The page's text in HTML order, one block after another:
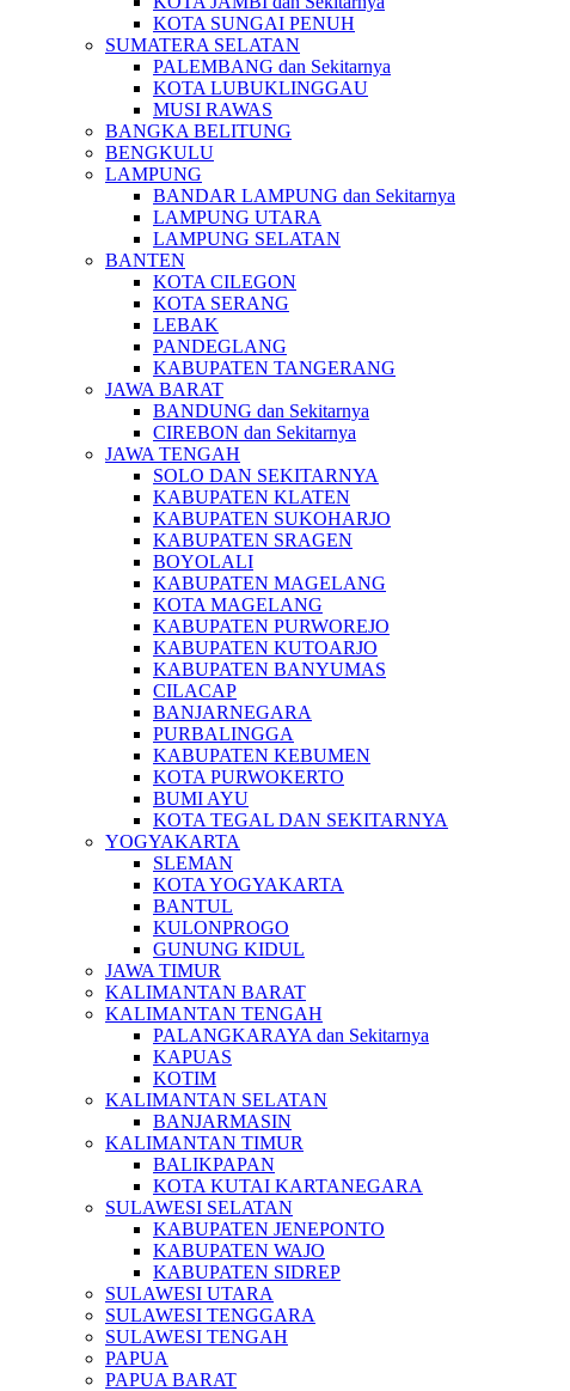
KOTA SUNGAI PENUH
SUMATERA SELATAN
PALEMBANG dan Sekitarnya
KOTA LUBUKLINGGAU
MUSI RAWAS
BANGKA BELITUNG
BENGKULU
LAMPUNG
BANDAR LAMPUNG dan Sekitarnya
LAMPUNG UTARA
LAMPUNG SELATAN
BANTEN
KOTA CILEGON
KOTA SERANG
LEBAK
PANDEGLANG
KABUPATEN TANGERANG
JAWA BARAT
BANDUNG dan Sekitarnya
CIREBON dan Sekitarnya
JAWA TENGAH
SOLO DAN SEKITARNYA
KABUPATEN KLATEN
KABUPATEN SUKOHARJO
KABUPATEN SRAGEN
BOYOLALI
KABUPATEN MAGELANG
KOTA MAGELANG
KABUPATEN PURWOREJO
KABUPATEN KUTOARJO
KABUPATEN BANYUMAS
CILACAP
BANJARNEGARA
PURBALINGGA
KABUPATEN KEBUMEN
KOTA PURWOKERTO
BUMI AYU
KOTA TEGAL DAN SEKITARNYA
YOGYAKARTA
SLEMAN
KOTA YOGYAKARTA
BANTUL
KULONPROGO
GUNUNG KIDUL
JAWA TIMUR
KALIMANTAN BARAT
KALIMANTAN TENGAH
PALANGKARAYA dan Sekitarnya
KAPUAS
KOTIM
KALIMANTAN SELATAN
BANJARMASIN
KALIMANTAN TIMUR
BALIKPAPAN
KOTA KUTAI KARTANEGARA
SULAWESI SELATAN
KABUPATEN JENEPONTO
KABUPATEN WAJO
KABUPATEN SIDREP
SULAWESI UTARA
SULAWESI TENGGARA
SULAWESI TENGAH
PAPUA
PAPUA BARAT